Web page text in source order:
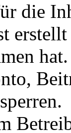
die